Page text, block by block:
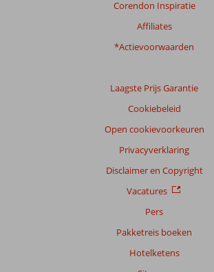
Corendon Inspiratie
Affiliates
*Actievoorwaarden
Laagste Prijs Garantie
Cookiebeleid
Open cookievoorkeuren
Privacyverklaring
Disclaimer en Copyright
Vacatures
Pers
Pakketreis boeken
Hotelketens